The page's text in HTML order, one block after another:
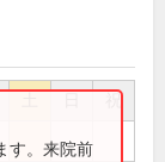
祝
す。来院前